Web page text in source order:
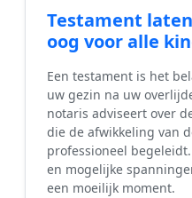
Testament
oog voor alle
Een testament is het
uw gezin na uw
notaris adviseert over
die de afwikkeling van
professioneel
en mogelijke
een moeilijk moment.